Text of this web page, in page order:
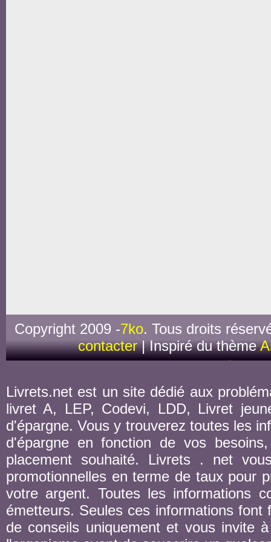
Copyright 2009 -7ko. Tous droits
contacter| Inspiré du thème
Livrets.net est un site dédié aux
livret A, LEP, Codevi, LDD, Livret
d'épargne. Vous y trouverez toutes les
d'épargne en fonction de vos
placement souhaité. Livrets . net
promotionnelles en terme de taux pour
votre argent. Toutes les informations
émetteurs. Seules ces informations
de conseils uniquement et vous invite